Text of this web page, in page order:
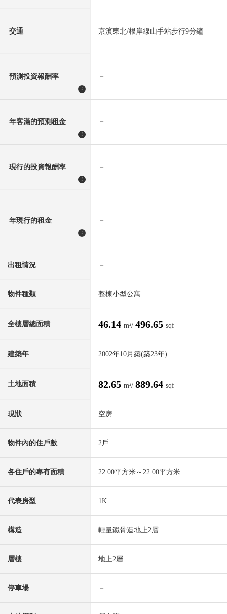
交通 京濱東北/根岸線山手站步行9分鐘
預測投資報酬率
!
－
年客滿的預測租金
!
－
現行的投資報酬率
!
－
年現行的租金
!
－
出租情況 －
物件種類 整棟小型公寓
全樓層總面積 46.14 m²/ 496.65 sqf
建築年 2002年10月築(築23年)
土地面積 82.65 m²/ 889.64 sqf
現狀 空房
物件內的住戶數 2戶
各住戶的專有面積 22.00平方米～22.00平方米
代表房型 1K
構造 輕量鐵骨造地上2層
層樓 地上2層
停車場 －